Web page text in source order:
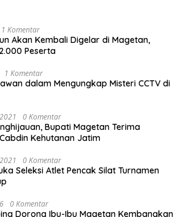
1 Komentar
Akan Kembali Digelar di Magetan,
Peserta
1 Komentar
dalam Mengungkap Misteri CCTV di
0 Komentar
Bupati Magetan Terima
Kehutanan Jatim
0 Komentar
Seleksi Atlet Pencak Silat Turnamen
0 Komentar
Dorong Ibu-Ibu Magetan Kembangkan